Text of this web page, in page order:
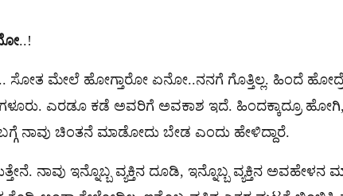
..!
ಮೇಲೆ ಹೋಗ್ತಾರೋ ಏನೋ..ನನಗೆ ಗೊತ್ತಿಲ್ಲ. ಹಿಂದೆ
ಎರಡೂ ಕಡೆ ಅವರಿಗೆ ಅವಕಾಶ ಇದೆ. ಹಿಂದಕ್ಕಾದ್ರೂ ಹೋಗಿ,
ನಾವು ಚಿಂತನೆ ಮಾಡೋದು ಬೇಡ ಎಂದು ಹೇಳಿದ್ದಾರೆ.
ನಾವು ಇನ್ನೊಬ್ಬ ವ್ಯಕ್ತಿನ ದೂಡಿ, ಇನ್ನೊಬ್ಬ ವ್ಯಕ್ತಿನ ಅವಹೇಳನ